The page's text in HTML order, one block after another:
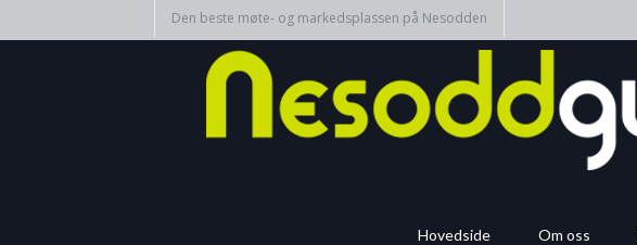
Den beste møte- og markedsplassen på Nesodden
Hovedside Om oss